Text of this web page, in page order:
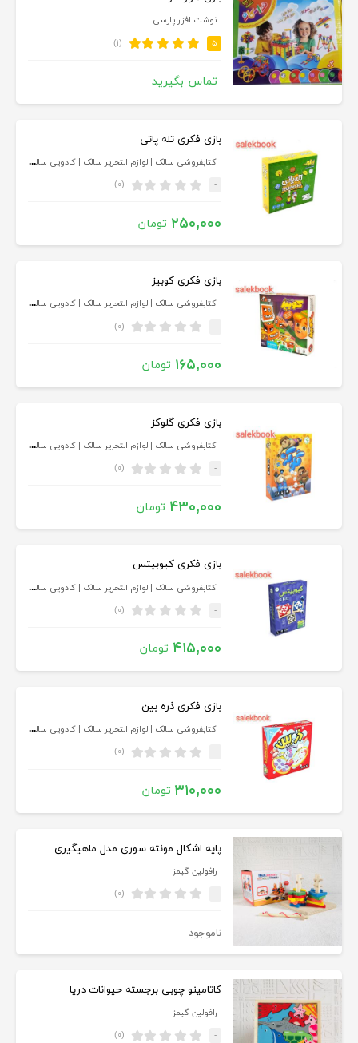
نوشت افزار پارسی
۵ (۱)
تماس بگیرید
بازی فکری تله پاتی
کتابفروشی سالک | لوازم التحریر سالک | کادویی سالک
- (۰)
۲۵۰,۰۰۰ تومان
بازی فکری کوبیز
کتابفروشی سالک | لوازم التحریر سالک | کادویی سالک
- (۰)
۱۶۵,۰۰۰ تومان
بازی فکری گلوکز
کتابفروشی سالک | لوازم التحریر سالک | کادویی سالک
- (۰)
۴۳۰,۰۰۰ تومان
بازی فکری کیوبیتس
کتابفروشی سالک | لوازم التحریر سالک | کادویی سالک
- (۰)
۴۱۵,۰۰۰ تومان
بازی فکری ذره بین
کتابفروشی سالک | لوازم التحریر سالک | کادویی سالک
- (۰)
۳۱۰,۰۰۰ تومان
پایه اشکال مونته سوری مدل ماهیگیری
رافولین گیمز
- (۰)
ناموجود
کاتامینو چوبی برجسته حیوانات دریا
رافولین گیمز
- (۰)